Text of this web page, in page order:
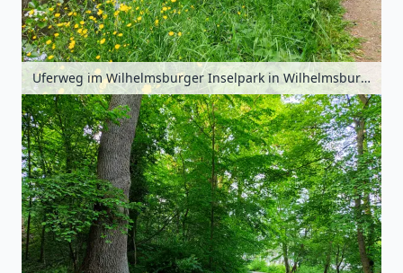
Uferweg im Wilhelmsburger Inselpark in Wilhelmsburg, Hamburg, Deutschland